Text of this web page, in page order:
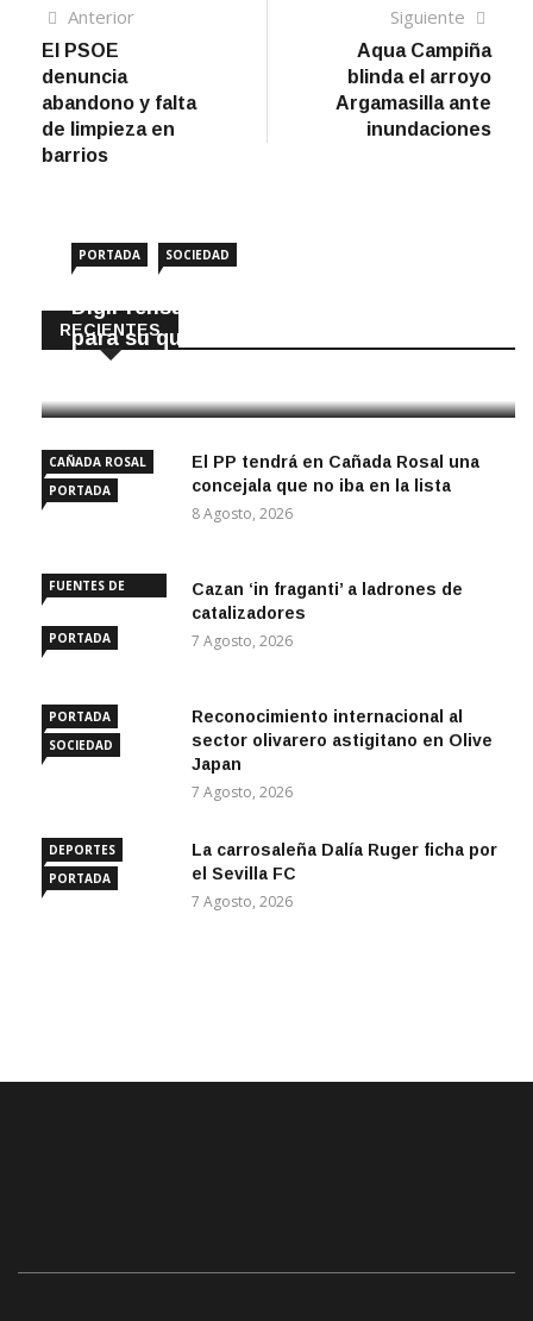
Navegación
de
entradas
AnteriorArtículo
El PSOE
denuncia
abandono y falta
de limpieza en
barrios
Siguiente
Aqua Campiña
blinda el arroyo
Argamasilla ante
inundaciones
RECIENTES
PORTADA SOCIEDAD
DigiPrensa selecciona a Écija al Día
para su quiosco mundial
CAÑADA ROSAL
PORTADA
El PP tendrá en Cañada Rosal una
concejala que no iba en la lista
8 Agosto, 2026
FUENTES DE
PORTADA
Cazan ‘in fraganti’ a ladrones de
catalizadores
7 Agosto, 2026
PORTADA
SOCIEDAD
Reconocimiento internacional al
sector olivarero astigitano en Olive
Japan
7 Agosto, 2026
DEPORTES
PORTADA
La carrosaleña Dalía Ruger ficha por
el Sevilla FC
7 Agosto, 2026